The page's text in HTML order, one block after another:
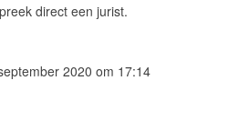
direct een jurist.
2020 om 17:14